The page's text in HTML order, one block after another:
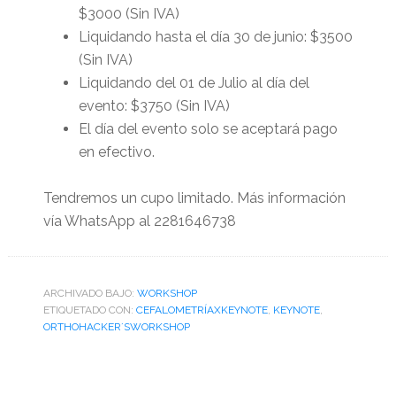
$3000 (Sin IVA)
Liquidando hasta el día 30 de junio: $3500
(Sin IVA)
Liquidando del 01 de Julio al día del
evento: $3750 (Sin IVA)
El día del evento solo se aceptará pago
en efectivo.
Tendremos un cupo limitado. Más información
vía WhatsApp al 2281646738
ARCHIVADO BAJO: WORKSHOP
ETIQUETADO CON: CEFALOMETRÍAXKEYNOTE, KEYNOTE,
ORTHOHACKER´SWORKSHOP